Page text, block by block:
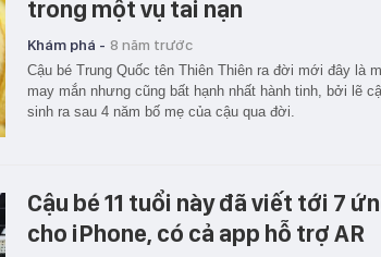
trong một vụ tai nạn
Khám phá - 8 năm trước
Cậu bé Trung Quốc tên Thiên Thiên ra đời mới đây là
may mắn nhưng cũng bất hạnh nhất hành tinh, bởi lẽ
sinh ra sau 4 năm bố mẹ của cậu qua đời.
Cậu bé 11 tuổi này đã viết tới 7
cho iPhone, có cả app hỗ trợ AR